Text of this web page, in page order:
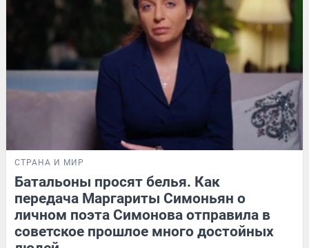
СТРАНА И МИР
Батальоны просят белья. Как
передача Маргариты Симоньян о
личном поэта Симонова отправила в
советское прошлое много достойных